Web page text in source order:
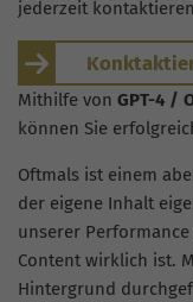
jederzeit
Mithilfe von GPT-4 /
können Sie
Oftmals ist einem
der eigene Inhalt
unserer
Content wirklich ist.
Hintergrund